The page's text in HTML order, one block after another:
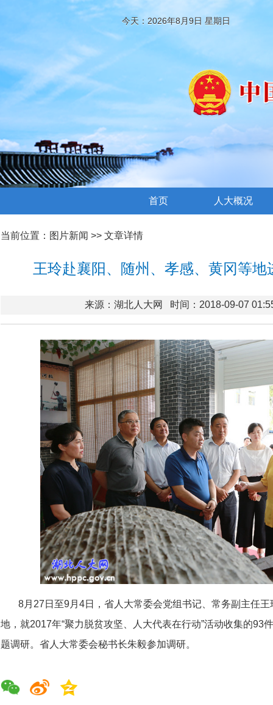
今天：2026年8月9日 星期日
首页 人大概况
当前位置： 图片新闻 >> 文章详情
王玲赴襄阳、随州、孝感、黄冈等
来源：湖北人大网 时间：2018-09-07
8月27日至9月4日，省人大常委会党组书记、常务副主任
地，就2017年“聚力脱贫攻坚、人大代表在行动”活动收集的93
题调研。省人大常委会秘书长朱毅参加调研。